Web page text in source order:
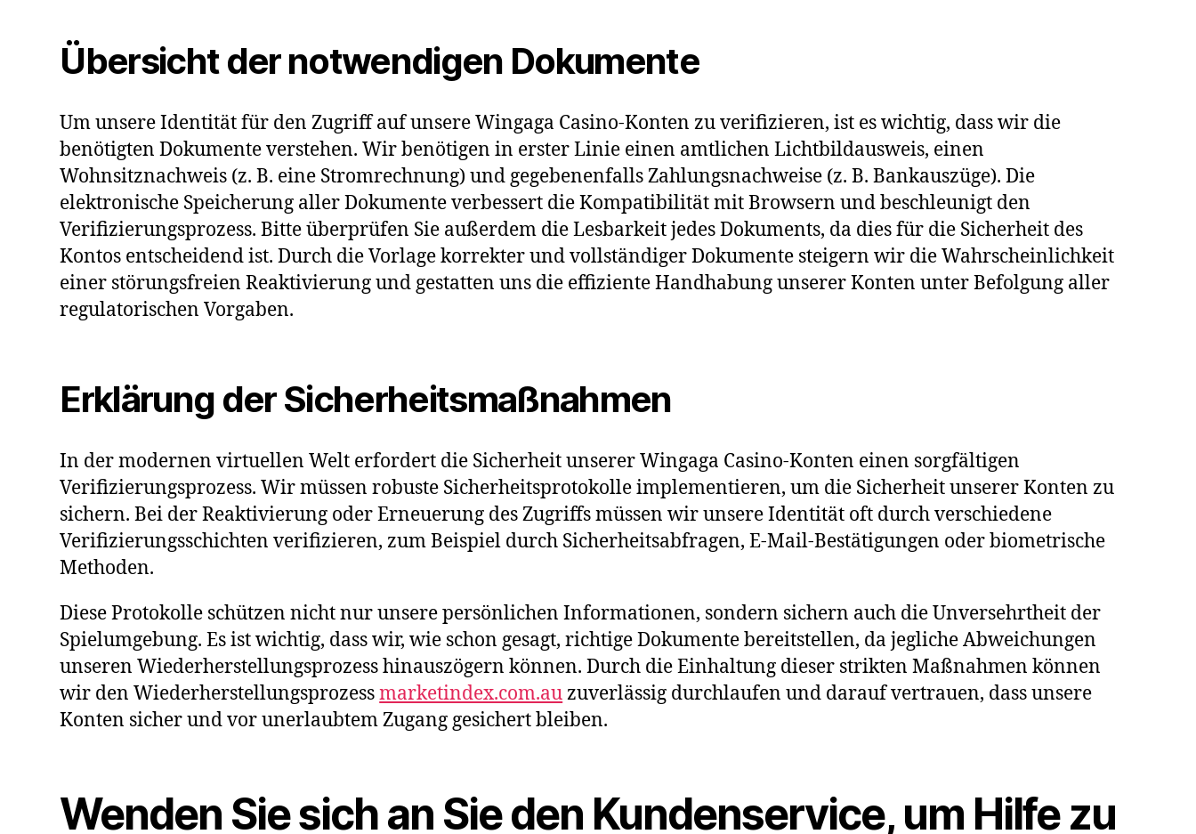
Übersicht der notwendigen Dokumente
Um unsere Identität für den Zugriff auf unsere Wingaga Casino-Konten zu verifizieren, ist es wichtig, dass wir die
benötigten Dokumente verstehen. Wir benötigen in erster Linie einen amtlichen Lichtbildausweis, einen
Wohnsitznachweis (z. B. eine Stromrechnung) und gegebenenfalls Zahlungsnachweise (z. B. Bankauszüge). Die
elektronische Speicherung aller Dokumente verbessert die Kompatibilität mit Browsern und beschleunigt den
Verifizierungsprozess. Bitte überprüfen Sie außerdem die Lesbarkeit jedes Dokuments, da dies für die Sicherheit des
Kontos entscheidend ist. Durch die Vorlage korrekter und vollständiger Dokumente steigern wir die Wahrscheinlichkeit
einer störungsfreien Reaktivierung und gestatten uns die effiziente Handhabung unserer Konten unter Befolgung aller
regulatorischen Vorgaben.
Erklärung der Sicherheitsmaßnahmen
In der modernen virtuellen Welt erfordert die Sicherheit unserer Wingaga Casino-Konten einen sorgfältigen
Verifizierungsprozess. Wir müssen robuste Sicherheitsprotokolle implementieren, um die Sicherheit unserer Konten zu
sichern. Bei der Reaktivierung oder Erneuerung des Zugriffs müssen wir unsere Identität oft durch verschiedene
Verifizierungsschichten verifizieren, zum Beispiel durch Sicherheitsabfragen, E-Mail-Bestätigungen oder biometrische
Methoden.
Diese Protokolle schützen nicht nur unsere persönlichen Informationen, sondern sichern auch die Unversehrtheit der
Spielumgebung. Es ist wichtig, dass wir, wie schon gesagt, richtige Dokumente bereitstellen, da jegliche Abweichungen
unseren Wiederherstellungsprozess hinauszögern können. Durch die Einhaltung dieser strikten Maßnahmen können
wir den Wiederherstellungsprozessmarketindex.com.auzuverlässig durchlaufen und darauf vertrauen, dass unsere
Konten sicher und vor unerlaubtem Zugang gesichert bleiben.
Wenden Sie sich an Sie den Kundenservice, um Hilfe zu